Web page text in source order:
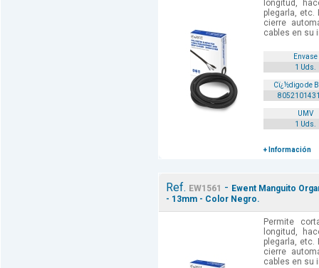
longitud,
plegarla,
cierre
cables en su
Envase
1 Uds.
Cï¿½digo de
UMV
1 Uds.
+ Información
Ref. EW1561 - Ewent Manguito
- 13mm - Color Negro.
Permite
longitud,
plegarla,
cierre
cables en su